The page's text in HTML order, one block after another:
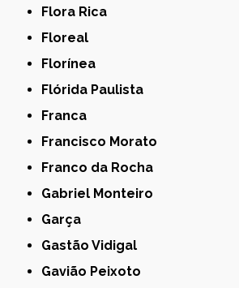
Flora Rica
Floreal
Florínea
Flórida Paulista
Franca
Francisco Morato
Franco da Rocha
Gabriel Monteiro
Garça
Gastão Vidigal
Gavião Peixoto